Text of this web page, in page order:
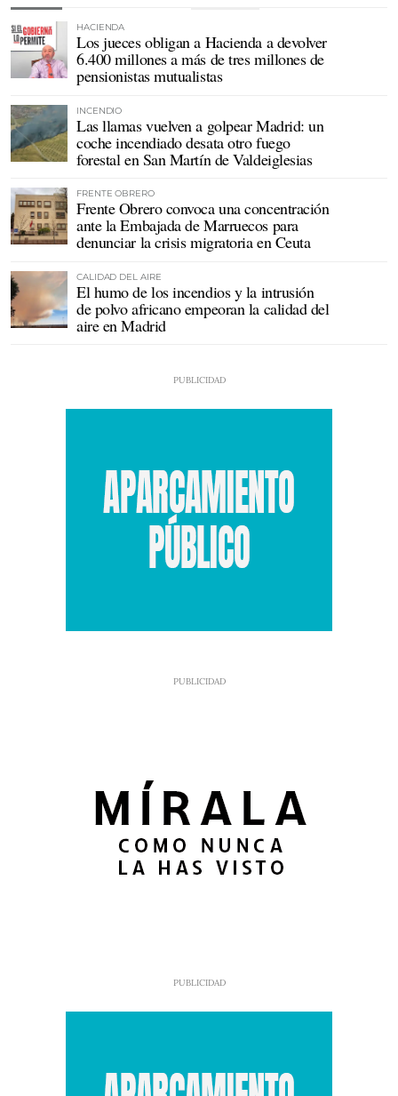
HACIENDA
Los jueces obligan a Hacienda a devolver
6.400 millones a más de tres millones de
pensionistas mutualistas
INCENDIO
Las llamas vuelven a golpear Madrid: un
coche incendiado desata otro fuego
forestal en San Martín de Valdeiglesias
FRENTE OBRERO
Frente Obrero convoca una concentración
ante la Embajada de Marruecos para
denunciar la crisis migratoria en Ceuta
CALIDAD DEL AIRE
El humo de los incendios y la intrusión
de polvo africano empeoran la calidad del
aire en Madrid